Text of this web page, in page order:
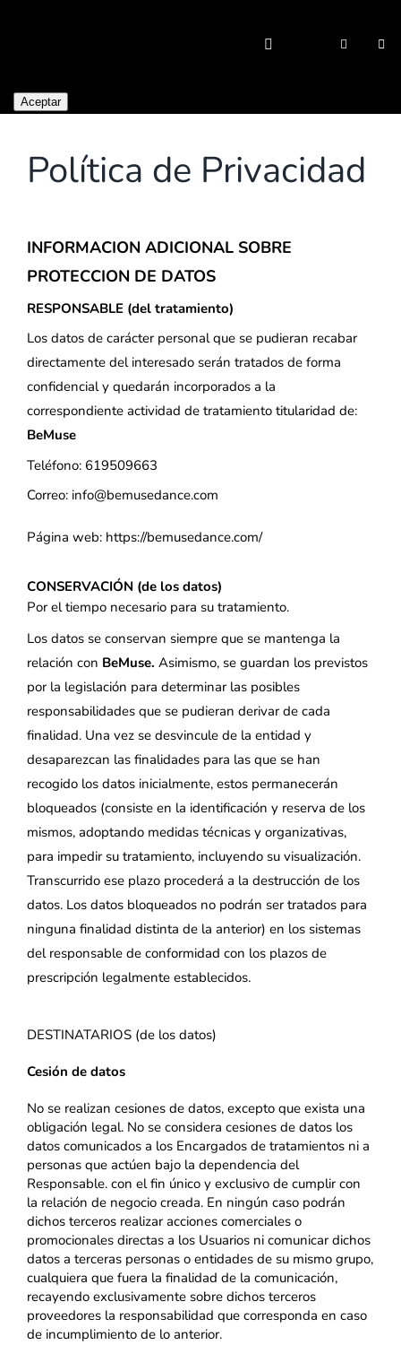
Aceptar
Política de Privacidad
INFORMACION ADICIONAL SOBRE
PROTECCION DE DATOS
RESPONSABLE (del tratamiento)
Los datos de carácter personal que se pudieran recabar
directamente del interesado serán tratados de forma
confidencial y quedarán incorporados a la
correspondiente actividad de tratamiento titularidad de:
BeMuse
Teléfono: 619509663
Correo: info@bemusedance.com
Página web: https://bemusedance.com/
CONSERVACIÓN (de los datos)
Por el tiempo necesario para su tratamiento.
Los datos se conservan siempre que se mantenga la
relación con BeMuse. Asimismo, se guardan los previstos
por la legislación para determinar las posibles
responsabilidades que se pudieran derivar de cada
finalidad. Una vez se desvincule de la entidad y
desaparezcan las finalidades para las que se han
recogido los datos inicialmente, estos permanecerán
bloqueados (consiste en la identificación y reserva de los
mismos, adoptando medidas técnicas y organizativas,
para impedir su tratamiento, incluyendo su visualización.
Transcurrido ese plazo procederá a la destrucción de los
datos. Los datos bloqueados no podrán ser tratados para
ninguna finalidad distinta de la anterior) en los sistemas
del responsable de conformidad con los plazos de
prescripción legalmente establecidos.
DESTINATARIOS (de los datos)
Cesión de datos
No se realizan cesiones de datos, excepto que exista una
obligación legal. No se considera cesiones de datos los
datos comunicados a los Encargados de tratamientos ni a
personas que actúen bajo la dependencia del
Responsable. con el fin único y exclusivo de cumplir con
la relación de negocio creada. En ningún caso podrán
dichos terceros realizar acciones comerciales o
promocionales directas a los Usuarios ni comunicar dichos
datos a terceras personas o entidades de su mismo grupo,
cualquiera que fuera la finalidad de la comunicación,
recayendo exclusivamente sobre dichos terceros
proveedores la responsabilidad que corresponda en caso
de incumplimiento de lo anterior.